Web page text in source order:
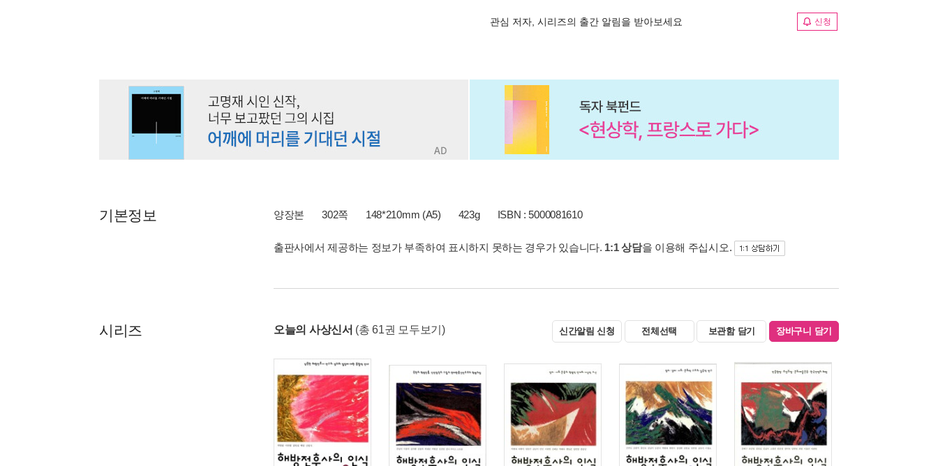
관심 저자, 시리즈의 출간 알림을 받아보세요 신청
기본정보 양장본 302쪽 148*210mm (A5) 423g ISBN : 5000081610
출판사에서 제공하는 정보가 부족하여 표시하지 못하는 경우가 있습니다. 1:1 상담을 이용해 주십시오.
시리즈 오늘의 사상신서 (총 61권 모두보기) 신간알림 신청 전체선택 보관함 담기 장바구니 담기